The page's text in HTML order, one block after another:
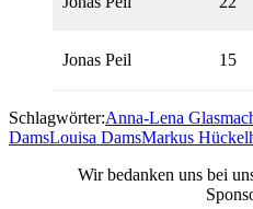
Jonas Peil 15
Schlagwörter:Anna-Lena
DamsLouisa DamsMarkus
Wir bedanken uns bei